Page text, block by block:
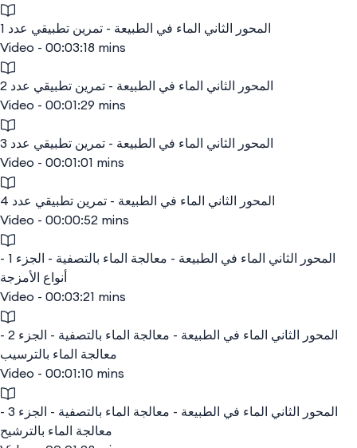
المحور الثاني الماء في الطبيعة - تمرين تطبيقي عدد 1
Video - 00:03:18 mins
المحور الثاني الماء في الطبيعة - تمرين تطبيقي عدد 2
Video - 00:01:29 mins
المحور الثاني الماء في الطبيعة - تمرين تطبيقي عدد 3
Video - 00:01:01 mins
المحور الثاني الماء في الطبيعة - تمرين تطبيقي عدد 4
Video - 00:00:52 mins
المحور الثاني الماء في الطبيعة - معالجة الماء بالتصفية - الجزء 1 -
أنواع الأمزجة
Video - 00:03:21 mins
المحور الثاني الماء في الطبيعة - معالجة الماء بالتصفية - الجزء 2 -
معالجة الماء بالترسيب
Video - 00:01:10 mins
المحور الثاني الماء في الطبيعة - معالجة الماء بالتصفية - الجزء 3 -
معالجة الماء بالترشيح